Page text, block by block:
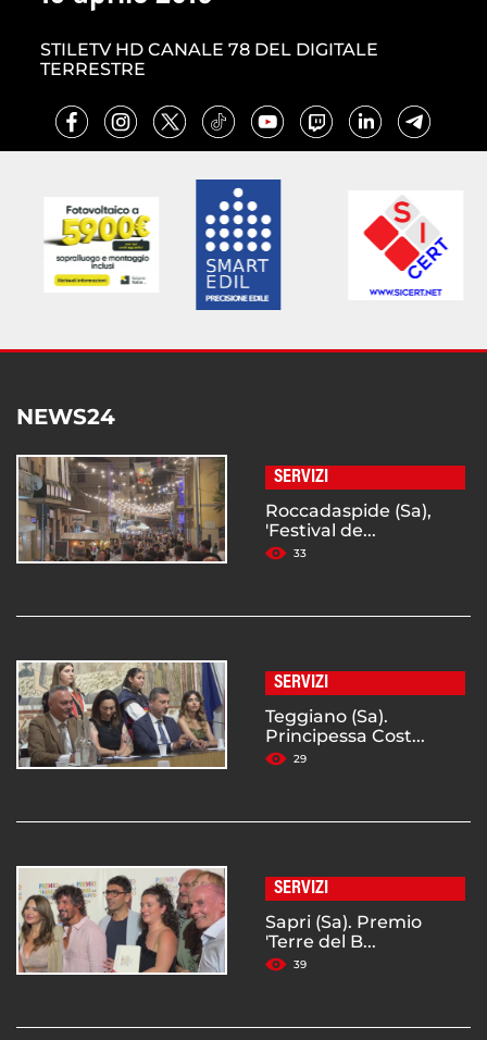
STILETV HD CANALE 78 DEL DIGITALE
TERRESTRE
NEWS24
SERVIZI
Roccadaspide (Sa),
'Festival de...
33
SERVIZI
Teggiano (Sa).
Principessa Cost...
29
SERVIZI
Sapri (Sa). Premio
'Terre del B...
39